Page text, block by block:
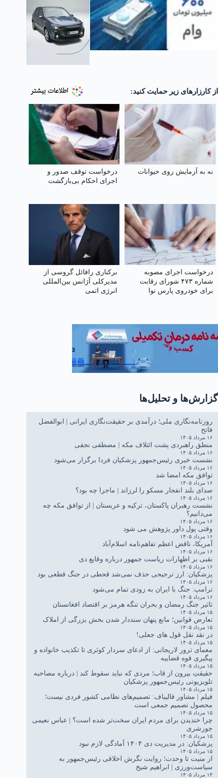
از کارزارهای زیر حمایت کنید:
نه به آزمایش روی حیوانات
درخواست توقف صدور و
اجرای احکام بی‌بازگشت
درخواست اجرای مصوبه
شماره ۴۷۳ شورای رقابت
برای خودروی پارس نوا
برکناری رافائل گروسی از
مدیرکلی آژانس بین‌المللی
انرژی اتمی
گزارش‌ها و تحلیل‌ها
روزنامه‌نگاری ملی؛ درآمدی بر حقیقت‌نگاری ایرانی | ابوالفضل
فاتح
۱۶ مرداد ۱۴۰۵
منطق راهبردی پشت ائتلاف مکه | مصطفی نجفی
۱۶ مرداد ۱۴۰۵
نشست خبری رئیس‌جمهور پزشکیان فردا برگزار می‌شود
۱۶ مرداد ۱۴۰۵
توافق مکه امضا شد
۱۶ مرداد ۱۴۰۵
صدای بلند انفجار مسکو را لرزاند | ماجرا چه بود؟
۱۶ مرداد ۱۴۰۵
نشست رهبران پاکستان، ترکیه و عربستان | از توافق مکه چه
می‌دانیم؟
۱۶ مرداد ۱۴۰۵
وقتی پول داور پژوهش می شود
۱۶ مرداد ۱۴۰۵
آمریکا، ناقض اعظم تفاهم‌نامه اسلام‌آباد
۱۶ مرداد ۱۴۰۵
نقبی بر اظهارات ریاست جمهور درباره وقایع دی
۱۶ مرداد ۱۴۰۵
پزشکیان: ارز ترجیحی حذف نمی‌شد قحطی در جنگ قطعی بود
۱۶ مرداد ۱۴۰۵
ترامپ: جنگ با ایران به زودی تمام می‌شود
۱۶ مرداد ۱۴۰۵
تاثیر جنگ رمضان و بحران تنگه هرمز بر اقتصاد افغانستان
۱۵ مرداد ۱۴۰۵
تعارض قوانین؛ مانع پنهان سنددار شدن بخش بزرگی از املاک
۱۵ مرداد ۱۴۰۵
در نقد نقل قول های جعلی!
۱۵ مرداد ۱۴۰۵
معمای ترور لاریجانی: از ادعای سردار کوثری تا تکذیب خانواده و
پیگیری قوه قضاییه
۱۵ مرداد ۱۴۰۵
حقیقتِ بیرون از قاب؛ مردی که نباید سقوط کند | درباره مصاحبه
تلویزیونی رئیس‌جمهور پزشکیان
۱۵ مرداد ۱۴۰۵
فیلم | مشاور قالیباف: تصمیم‌های نظامی کشور فردی نیست؛
محصول تصمیم جمعی است
۱۵ مرداد ۱۴۰۵
چرا خندیدن برای مردم ایران سخت‌تر شده است؟ | عباس نعیمی
جورشری
۱۵ مرداد ۱۴۰۵
پزشکیان: در مدیریت دی ۱۴۰۴ آمادگی لازم نبود
۱۵ مرداد ۱۴۰۵
از منیت تا وحدت؛ روایت نگرش اخلاقی رئیس‌جمهور به
سیاست‌ورزی | ابراهیم شیخ
۱۴ مرداد ۱۴۰۵